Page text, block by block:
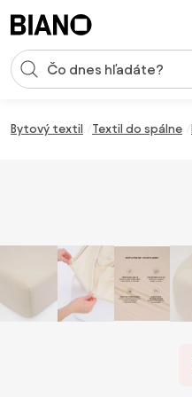
Vstup pre vyhľadávanie
Bytový textil Textil do spálne